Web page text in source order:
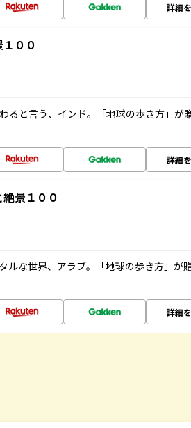
詳細
００
ると言う、インド。「地球の歩き方」が
詳細
景１００
ルな世界、アラブ。「地球の歩き方」が
詳細